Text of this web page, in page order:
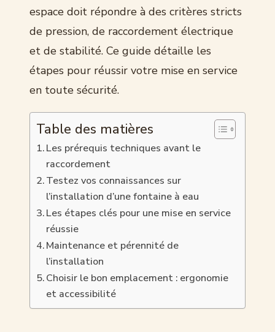
espace doit répondre à des critères stricts
de pression, de raccordement électrique
et de stabilité. Ce guide détaille les
étapes pour réussir votre mise en service
en toute sécurité.
Table des matières
Les prérequis techniques avant le
raccordement
Testez vos connaissances sur
l’installation d’une fontaine à eau
Les étapes clés pour une mise en service
réussie
Maintenance et pérennité de
l’installation
Choisir le bon emplacement : ergonomie
et accessibilité